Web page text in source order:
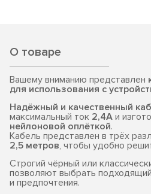
О товаре
Вашему вниманию представлен
для использования с
Надёжный и качественный
максимальный ток 2,4А и
нейлоновой оплёткой.
Кабель представлен в трёх
2,5 метров, чтобы удобно
Строгий чёрный или
позволяют выбрать
и предпочтения.